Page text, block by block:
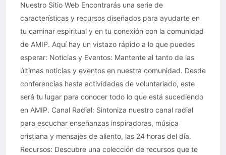
Nuestro Sitio Web Encontrarás una serie de
características y recursos diseñados para ayudarte en
tu caminar espiritual y en tu conexión con la comunidad
de AMIP. Aquí hay un vistazo rápido a lo que puedes
esperar: Noticias y Eventos: Mantente al tanto de las
últimas noticias y eventos en nuestra comunidad. Desde
conferencias hasta actividades de voluntariado, este
será tu lugar para conocer todo lo que está sucediendo
en AMIP. Canal Radial: Sintoniza nuestro canal radial
para escuchar enseñanzas inspiradoras, música
cristiana y mensajes de aliento, las 24 horas del día.
Recursos: Descubre una colección de recursos que te